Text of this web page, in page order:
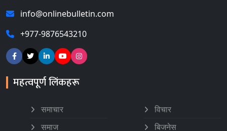
info@onlinebulletin.com
+977-9876543210
महत्वपूर्ण लिंकहरू
समाचार
समाज
विचार
बिजनेस